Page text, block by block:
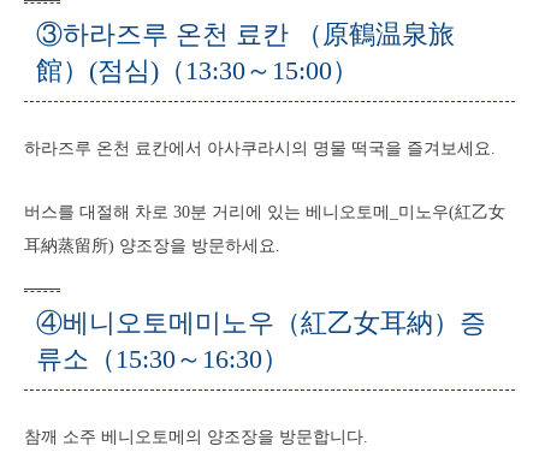
③하라즈루 온천 료칸 （原鶴温泉旅
館）(점심)（13:30～15:00）
하라즈루 온천 료칸에서 아사쿠라시의 명물 떡국을 즐겨보세요.
버스를 대절해 차로 30분 거리에 있는 베니오토메_미노우(紅乙女
耳納蒸留所) 양조장을 방문하세요.
④베니오토메미노우（紅乙女耳納）증
류소（15:30～16:30）
참깨 소주 베니오토메의 양조장을 방문합니다.